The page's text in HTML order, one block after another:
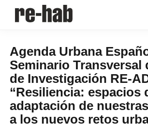
lateral
principal
│
Crisis
urbana,
rehabilitación
y
regeneración
difusión
y
discusión
sobre
la
adaptación
de
Agenda Urbana
Seminario Transversal
de Investigación RE-
“Resiliencia: espacios
adaptación de
a los nuevos retos